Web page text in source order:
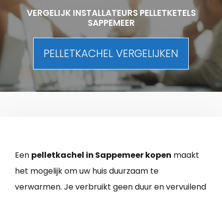
VERGELIJK INSTALLATEURS PELLETKETELS
SAPPEMEER
PELLETKACHEL VERGELIJKEN
Een pelletkachel in Sappemeer kopen maakt
het mogelijk om uw huis duurzaam te
verwarmen. Je verbruikt geen duur en vervuilend